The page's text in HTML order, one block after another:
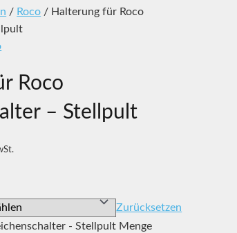
/ Roco / Halterung für Roco
Roco
– Stellpult
Zurücksetzen
- Stellpult Menge